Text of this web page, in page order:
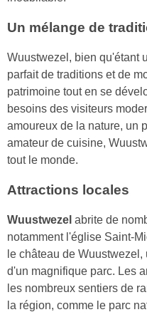
Un mélange de
Wuustwezel, bien qu'étant
parfait de traditions et de
patrimoine tout en se
besoins des visiteurs
amoureux de la nature, un
amateur de cuisine,
tout le monde.
Attractions locales
Wuustwezel abrite de
notamment l'église Saint-
le château de
d'un magnifique parc. Les
les nombreux sentiers de
la région, comme le parc